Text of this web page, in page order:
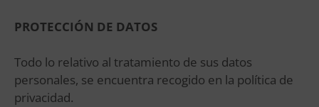
PROTECCIÓN DE DATOS
Todo lo relativo al tratamiento de sus datos
personales, se encuentra recogido en la política de
privacidad.